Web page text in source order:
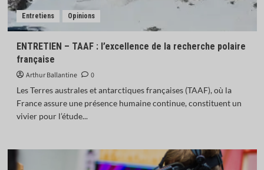
Entretiens Opinions
ENTRETIEN – TAAF : l’excellence de la recherche polaire
française
Arthur Ballantine
0
Les Terres australes et antarctiques françaises (TAAF), où la
France assure une présence humaine continue, constituent un
vivier pour l’étude...